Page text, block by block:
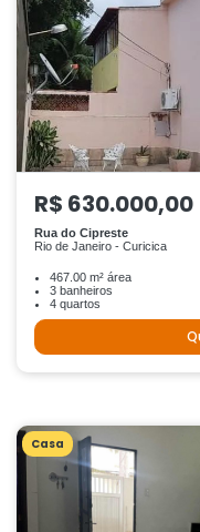
R$ 630.000,00
Rua do Cipreste
Rio de Janeiro - Curicica
467.00 m² área
3 banheiros
4 quartos
Casa